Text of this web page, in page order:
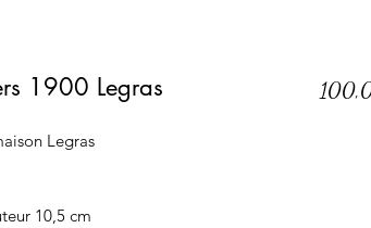
1900 Legras
Legras
10,5 cm